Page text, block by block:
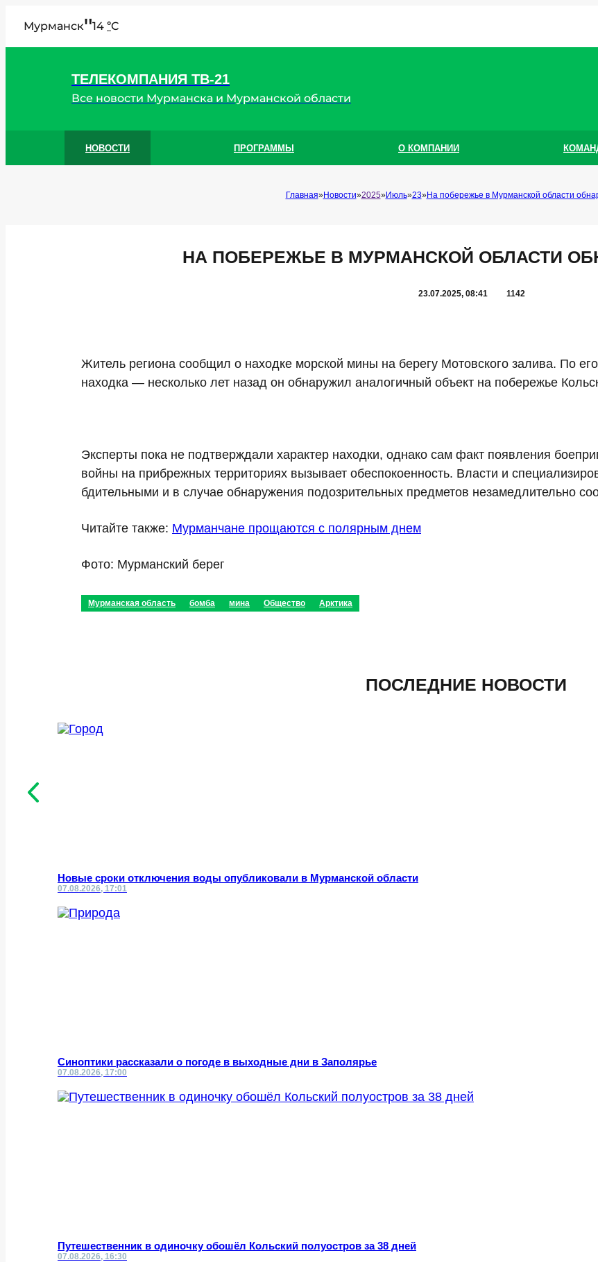
Мурманск"14 °C
ТЕЛЕКОМПАНИЯ ТВ-21
Все новости Мурманска и Мурманской области
НОВОСТИ ПРОГРАММЫ О КОМПАНИИ
Главная Новости 2025 Июль 23 На побережье в Мурманской области
НА ПОБЕРЕЖЬЕ В МУРМАНСКОЙ ОБЛАСТИ
23.07.2025, 08:41 1142
Житель региона сообщил о находке морской мины на берегу Мотовского залива. По
находка — несколько лет назад он обнаружил аналогичный объект на побережье
Эксперты пока не подтверждали характер находки, однако сам факт появления
войны на прибрежных территориях вызывает обеспокоенность. Власти и
бдительными и в случае обнаружения подозрительных предметов незамедлительно
Читайте также: Мурманчане прощаются с полярным днем
Фото: Мурманский берег
Мурманская область бомба мина Общество Арктика
ПОСЛЕДНИЕ НОВОСТИ
Новые сроки отключения воды опубликовали в Мурманской области
07.08.2026, 17:01
Синоптики рассказали о погоде в выходные дни в Заполярье
07.08.2026, 17:00
Путешественник в одиночку обошёл Кольский полуостров за 38 дней
07.08.2026, 16:30